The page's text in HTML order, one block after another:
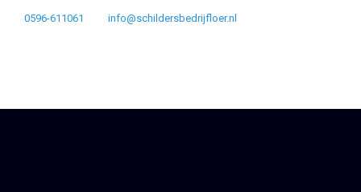
0596-611061 info@schildersbedrijfloer.nl